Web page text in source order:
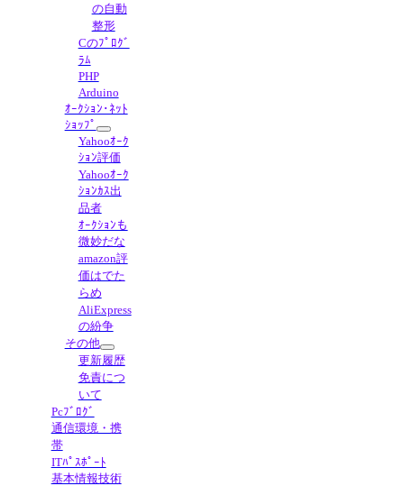
の自動
整形
Cのﾌﾟﾛｸﾞ
ﾗﾑ
PHP
Arduino
ｵｰｸｼｮﾝ･ﾈｯﾄ
ｼｮｯﾌﾟ
Yahooｵｰｸ
ｼｮﾝ評価
Yahooｵｰｸ
ｼｮﾝｶｽ出
品者
ｵｰｸｼｮﾝも
微妙だな
amazon評
価はでた
らめ
AliExpress
の紛争
その他
更新履歴
免責につ
いて
Pcﾌﾞﾛｸﾞ
通信環境・携
帯
ITﾊﾟｽﾎﾟｰﾄ
基本情報技術